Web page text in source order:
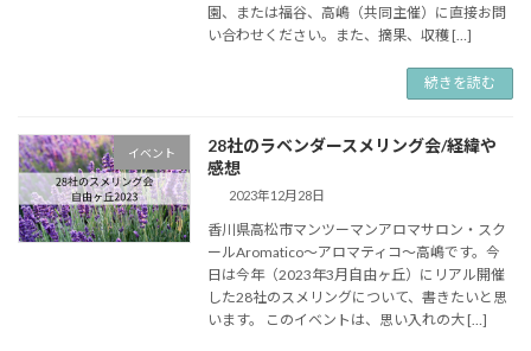
園、または福谷、高嶋（共同主催）に直接お問
い合わせください。また、摘果、収穫 […]
続きを読む
イベント
28社のラベンダースメリング会/経緯や
感想
2023年12月28日
香川県高松市マンツーマンアロマサロン・スク
ールAromatico～アロマティコ～高嶋です。今
日は今年（2023年3月自由ヶ丘）にリアル開催
した28社のスメリングについて、書きたいと思
います。 このイベントは、思い入れの大 […]